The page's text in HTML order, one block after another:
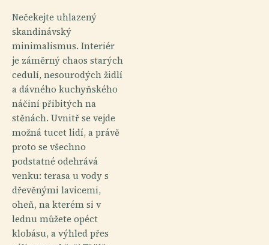
Nečekejte uhlazený
skandinávský
minimalismus. Interiér
je záměrný chaos starých
cedulí, nesourodých židlí
a dávného kuchyňského
náčiní přibitých na
stěnách. Uvnitř se vejde
možná tucet lidí, a právě
proto se všechno
podstatné odehrává
venku: terasa u vody s
dřevěnými lavicemi,
oheň, na kterém si v
lednu můžete opéct
klobásu, a výhled přes